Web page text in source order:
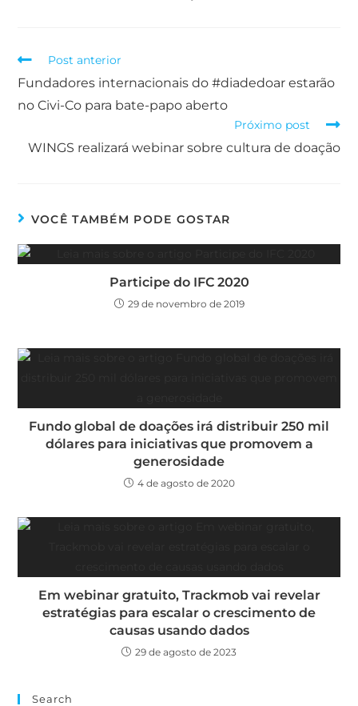
Post anterior
Fundadores internacionais do #diadedoar estarão
no Civi-Co para bate-papo aberto
Próximo post
WINGS realizará webinar sobre cultura de doação
VOCÊ TAMBÉM PODE GOSTAR
Participe do IFC 2020
29 de novembro de 2019
Fundo global de doações irá distribuir 250 mil
dólares para iniciativas que promovem a
generosidade
4 de agosto de 2020
Em webinar gratuito, Trackmob vai revelar
estratégias para escalar o crescimento de
causas usando dados
29 de agosto de 2023
Search